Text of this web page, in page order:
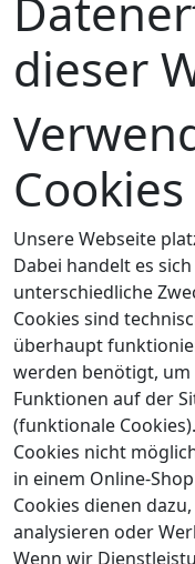
dieser
Cookies
Unsere Webseite
Dabei handelt es
unterschiedliche
Cookies sind
überhaupt
werden benötigt,
Funktionen auf der
(funktionale
Cookies nicht
in einem Online-
Cookies dienen
analysieren oder
Wenn wir